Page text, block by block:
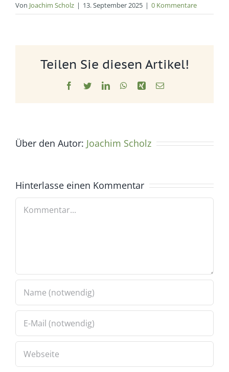
Von Joachim Scholz | 13. September 2025 | 0 Kommentare
Teilen Sie diesen Artikel!
Facebook
TwitterLinkedInWhatsApp
Xing E-
Über den Autor: Joachim Scholz
Hinterlasse einen Kommentar
Kommentar